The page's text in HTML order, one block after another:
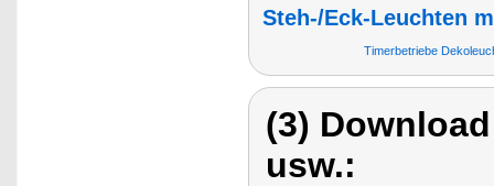
Steh-/Eck-Leuchten
Timerbetriebe
(3)
usw.: